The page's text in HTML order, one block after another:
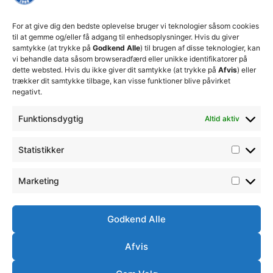
For at give dig den bedste oplevelse bruger vi teknologier såsom cookies
til at gemme og/eller få adgang til enhedsoplysninger. Hvis du giver
samtykke (at trykke på Godkend Alle) til brugen af disse teknologier, kan
vi behandle data såsom browseradfærd eller unikke identifikatorer på
dette websted. Hvis du ikke giver dit samtykke (at trykke på Afvis) eller
trækker dit samtykke tilbage, kan visse funktioner blive påvirket
negativt.
Funktionsdygtig Altid aktiv
Statistikker
Marketing
Godkend Alle
Afvis
99 19
19
Trænerteamet
Erhverv
Club 500
for at
sikre
klubbens
fremtid
15. juli 2026
𝘀𝗽𝗶𝗹𝗹𝗲𝗿
17. april 2026
Velkommen
til Emilie
7. februar
Thisted
HandelsbetingelserOrdensreglement